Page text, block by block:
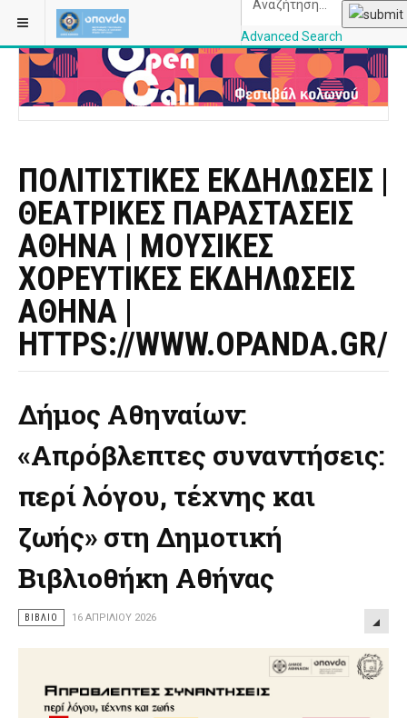
Advanced Search
ΒΡΊΣΚΕΣΤΕ ΕΔΏ: ΑΡΧΙΚΉ
ΠΟΛΙΤΙΣΤΙΚΕΣ ΕΚΔΗΛΩΣΕΙΣ |
ΘΕΑΤΡΙΚΕΣ ΠΑΡΑΣΤΑΣΕΙΣ
ΑΘΗΝΑ | ΜΟΥΣΙΚΕΣ
ΧΟΡΕΥΤΙΚΕΣ ΕΚΔΗΛΩΣΕΙΣ
ΑΘΗΝΑ |
HTTPS://WWW.OPANDA.GR/
Δήμος Αθηναίων:
«Απρόβλεπτες συναντήσεις:
περί λόγου, τέχνης και
ζωής» στη Δημοτική
Βιβλιοθήκη Αθήνας
ΒΙΒΛΊΟ 16 ΑΠΡΙΛΊΟΥ 2026